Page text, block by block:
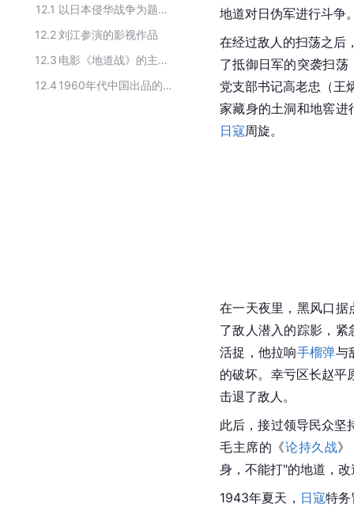
12.1
以日本侵华战争为题材的中国电影
12.2刘江参演的影视作品
12.3
电影《地道战》的主要演员
12.4
1960年代中国出品的黑白电影
地道对日伪军进行斗争
在经过敌人的扫荡之后
了抵御日军的突袭扫
党支部书记高老忠（王
家藏身的土洞和地窖进
日寇周旋。
在一天夜里，黑风口据
了敌人潜入的踪影，
活捉，他拉响手榴弹与
的破坏。幸亏区长赵平
击退了敌人。
此后，接过领导民众坚
毛主席的《论持久战》
身，不能打"的地道，
1943年夏天， 日寇特